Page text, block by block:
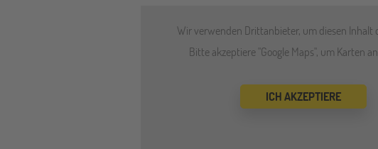
Wir verwenden Drittanbieter, um diesen Inhalt
Bitte akzeptiere "Google Maps", um Karten
ICH AKZEPTIERE